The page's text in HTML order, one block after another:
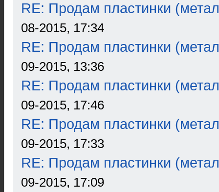
RE: Продам пластинки
08-2015, 17:34
RE: Продам пластинки
09-2015, 13:36
RE: Продам пластинки
09-2015, 17:46
RE: Продам пластинки
09-2015, 17:33
RE: Продам пластинки
09-2015, 17:09